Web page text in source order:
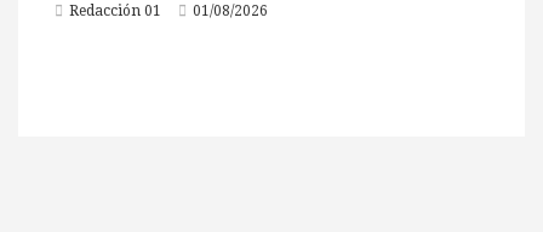
Redacción 01 01/08/2026